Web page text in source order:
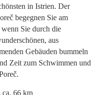
in Istrien. Der
begegnen Sie am
Sie durch die
aus
Gebäuden bummeln
Zeit zum Schwimmen und
ca. 66 km